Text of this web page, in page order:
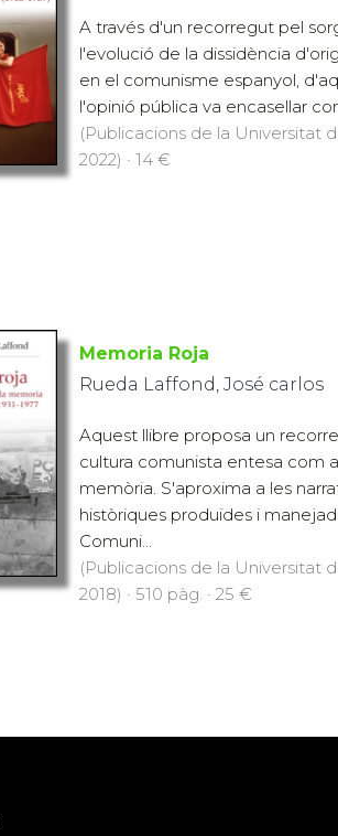
A través d'un recorregut pel
l'evolució de la dissidència
en el comunisme espanyol,
l'opinió pública va encasellar
(Publicacions de la Universitat
2022) · 14 €
Memoria Roja
Rueda Laffond, José carlos
Aquest llibre proposa un
cultura comunista entesa com
memòria. S'aproxima a les
històriques produïdes i
Comuni...
(Publicacions de la Universitat
2018) · 510 pàg. · 25 €